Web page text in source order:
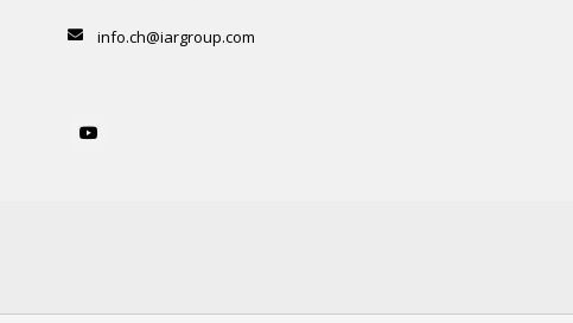
info.ch@iargroup.com